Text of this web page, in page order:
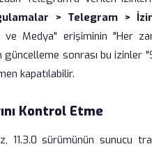
> Telegram >
ve Medya" erişiminin "Her
güncelleme sonrası bu izinler
kapatılabilir.
Kontrol Etme
11.3.0 sürümünün sunucu